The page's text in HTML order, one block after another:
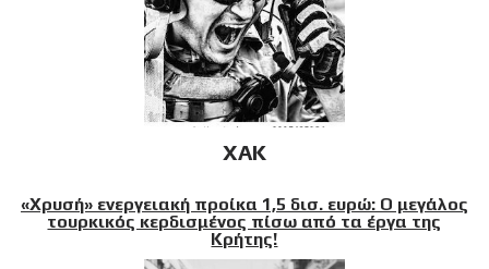
XAK
«Χρυσή» ενεργειακή προίκα 1,5 δισ. ευρώ: Ο μεγάλος
τουρκικός κερδισμένος πίσω από τα έργα της
Κρήτης!